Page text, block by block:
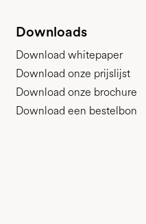
Downloads
Download whitepaper
Download onze prijslijst
Download onze brochure
Download een bestelbon